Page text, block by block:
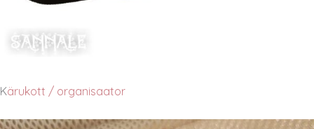
Kärukott / organisaator